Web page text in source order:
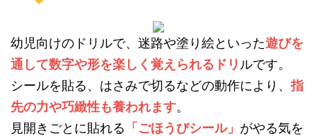
幼児向けのドリルで、迷路や塗り絵といった遊びを
通して数字や形を楽しく覚えられるドリ ルです。
シールを貼る、はさみで切るなどの動作により、 指
先の力や巧緻性も養われます。
見開きごとに貼れる 「ごほうびシール」 がやる気を